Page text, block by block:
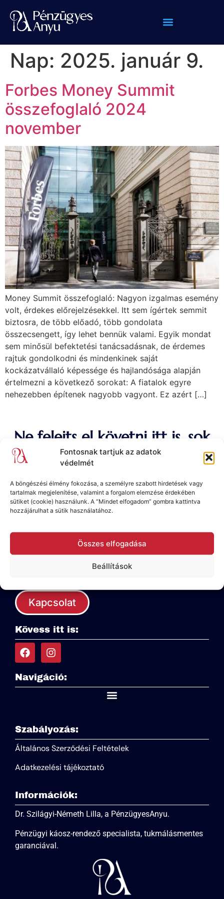
Fontosnak tartjuk az adatok
védelmét
A böngészési élmény fokozása, a személyre szabott hirdetések vagy
tartalmak megjelenítése, valamint a forgalom elemzése érdekében
sütiket (cookie) használunk. A “Mindet elfogadom” gombra kattintva
hozzájárulhat a sütik használatához.
Összes elfogadása
Beállítások
Nap: 2025. január 9.
Forbes Money Summit
összefoglaló 2024
november
Money Summit összefoglaló: Nagyon izgalmas esemény
volt, érdekes előrejelzésekkel. Itt sem ígértek semmit
biztosra, de több előadó, több gondolata
összecsengett, így lehet bennük valami. Egyik mondat
sem minősül befektetési tanácsadásnak, de érdemes
rajtuk gondolkodni és mindenkinek saját
kockázatvállaló képessége és hajlandósága alapján
értelmezni a következő sorokat: A fiatalok egyre
nehezebben építenek nagyobb vagyont. Ez azért […]
Ne felejts el követni itt is, sok
hasznos infót hozok Neked!
Kapcsolat
Kövess itt is:
Navigáció:
Szabályozás:
Általános Szerződési Feltételek
Adatkezelési tájékoztató
Információk:
Dr. Szilágyi-Németh Lilla, a PénzügyesAnyu.
Pénzügyi káosz-rendező specialista, tukmálásmentes
garanciával.